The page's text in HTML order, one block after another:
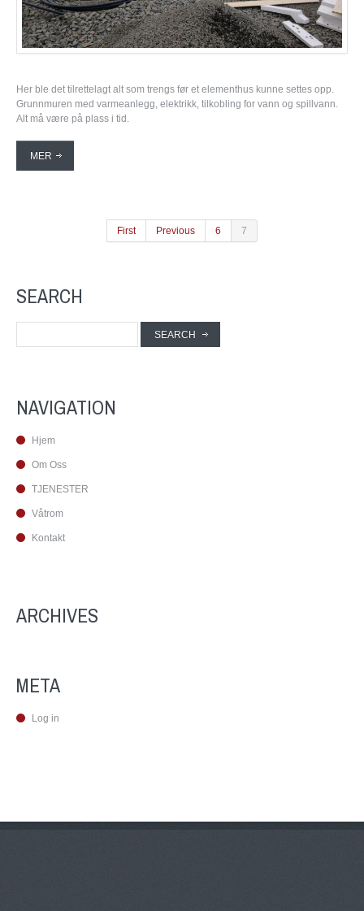
Her ble det tilrettelagt alt som trengs før et elementhus kunne settes opp.
Grunnmuren med varmeanlegg, elektrikk, tilkobling for vann og spillvann.
Alt må være på plass i tid.
MER
First Previous 6 7
SEARCH
NAVIGATION
Hjem
Om Oss
TJENESTER
Våtrom
Kontakt
ARCHIVES
META
Log in